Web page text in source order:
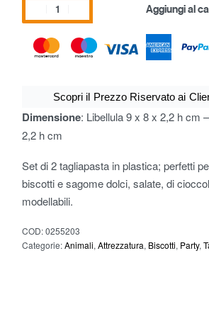
Aggiungi al
Scopri il Prezzo Riservato ai
Dimensione: Libellula 9 x 8 x 2,2 h cm
2,2 h cm
Set di 2 tagliapasta in plastica; perfetti
biscotti e sagome dolci, salate, di
modellabili.
COD:0255203
Categorie:Animali,Attrezzatura, Biscotti, Party,